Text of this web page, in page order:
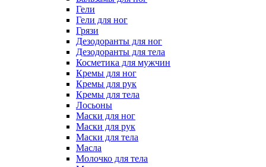
Гели
Гели для ног
Грязи
Дезодоранты для ног
Дезодоранты для тела
Косметика для мужчин
Кремы для ног
Кремы для рук
Кремы для тела
Лосьоны
Маски для ног
Маски для рук
Маски для тела
Масла
Молочко для тела